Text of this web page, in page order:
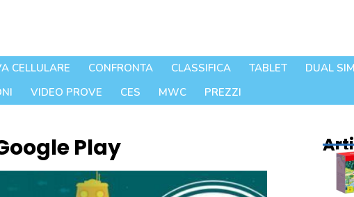
CELLULARE CONFRONTA CLASSIFICA TABLET DUAL SIM
VIDEO PROVE CES MWC PREZZI
Play